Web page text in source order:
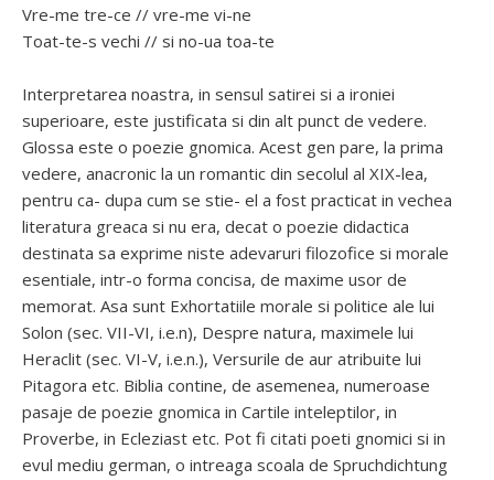
Vre-me tre-ce // vre-me vi-ne
Toat-te-s vechi // si no-ua toa-te
Interpretarea noastra, in sensul satirei si a ironiei
superioare, este justificata si din alt punct de vedere.
Glossa este o poezie gnomica. Acest gen pare, la prima
vedere, anacronic la un romantic din secolul al XIX-lea,
pentru ca- dupa cum se stie- el a fost practicat in vechea
literatura greaca si nu era, decat o poezie didactica
destinata sa exprime niste adevaruri filozofice si morale
esentiale, intr-o forma concisa, de maxime usor de
memorat. Asa sunt Exhortatiile morale si politice ale lui
Solon (sec. VII-VI, i.e.n), Despre natura, maximele lui
Heraclit (sec. VI-V, i.e.n.), Versurile de aur atribuite lui
Pitagora etc. Biblia contine, de asemenea, numeroase
pasaje de poezie gnomica in Cartile inteleptilor, in
Proverbe, in Ecleziast etc. Pot fi citati poeti gnomici si in
evul mediu german, o intreaga scoala de Spruchdichtung